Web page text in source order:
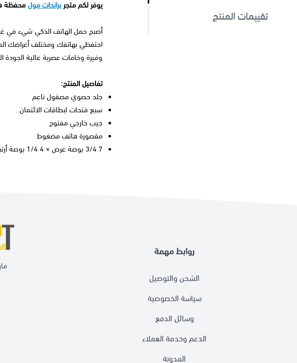
تقييمات المنتج
يوفر لكم متجر براندات مولمحفظة
أصبح حمل الهاتف الذكي شيء في
احتفظي بهاتفك ومختلف أغراضك
وفيرة وخامات عصرية عالية الجودة
تفاصيل المنتج:
جلد حصوي مصقول ناعم
سبع فتحات لبطاقات الائتمان
جيب خارجي مفتوح
مقصورة هاتف مضغوط
7 3/4 بوصة عرض × 4 1/4 بوصة أرتفاع
روابط مهمة
الشحن والتوصيل
سياسة الخصوصية
وسائل الدفع
الدعم وخدمة العملاء
المدونة